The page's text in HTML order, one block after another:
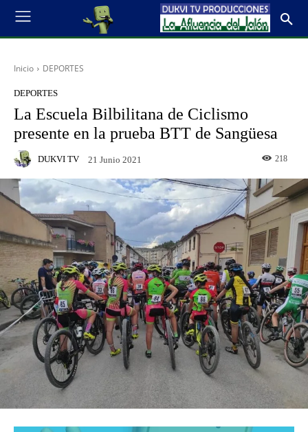
Inicio DEPORTES
DEPORTES
La Escuela Bilbilitana de Ciclismo
presente en la prueba BTT de Sangüesa
DUKVI TV 21 Junio 2021 218